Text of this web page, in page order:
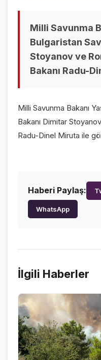
GALERİLER
VİDEO GALERİ
KURUMSAL
HAKKIMIZDA
Milli Savunma
Bulgaristan
Stoyanov ve
Bakanı Radu-
Milli Savunma Bakanı
Bakanı Dimitar
Radu-Dinel Miruta ile
Haberi Paylaş:
WhatsApp
İlgili Haberler